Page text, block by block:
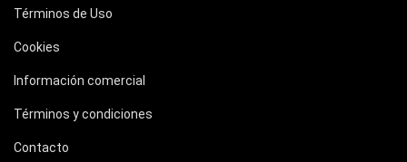
Términos de Uso
Cookies
Información comercial
Términos y condiciones
Contacto